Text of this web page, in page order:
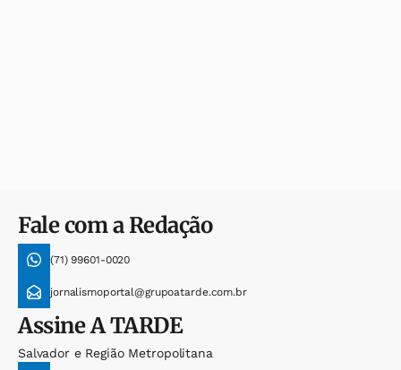
Fale com a Redação
(71) 99601-0020
jornalismoportal@grupoatarde.com.br
AssineA TARDE
Salvador e Região Metropolitana